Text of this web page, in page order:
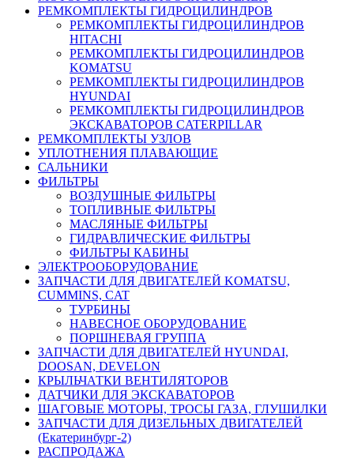
РЕМКОМПЛЕКТЫ ГИДРОЦИЛИНДРОВ
РЕМКОМПЛЕКТЫ ГИДРОЦИЛИНДРОВ
HITACHI
РЕМКОМПЛЕКТЫ ГИДРОЦИЛИНДРОВ
KOMATSU
РЕМКОМПЛЕКТЫ ГИДРОЦИЛИНДРОВ
HYUNDAI
РЕМКОМПЛЕКТЫ ГИДРОЦИЛИНДРОВ
ЭКСКАВАТОРОВ CATERPILLAR
РЕМКОМПЛЕКТЫ УЗЛОВ
УПЛОТНЕНИЯ ПЛАВАЮЩИЕ
САЛЬНИКИ
ФИЛЬТРЫ
ВОЗДУШНЫЕ ФИЛЬТРЫ
ТОПЛИВНЫЕ ФИЛЬТРЫ
МАСЛЯНЫЕ ФИЛЬТРЫ
ГИДРАВЛИЧЕСКИЕ ФИЛЬТРЫ
ФИЛЬТРЫ КАБИНЫ
ЭЛЕКТРООБОРУДОВАНИЕ
ЗАПЧАСТИ ДЛЯ ДВИГАТЕЛЕЙ KOMATSU,
CUMMINS, CAT
ТУРБИНЫ
НАВЕСНОЕ ОБОРУДОВАНИЕ
ПОРШНЕВАЯ ГРУППА
ЗАПЧАСТИ ДЛЯ ДВИГАТЕЛЕЙ HYUNDAI,
DOOSAN, DEVELON
КРЫЛЬЧАТКИ ВЕНТИЛЯТОРОВ
ДАТЧИКИ ДЛЯ ЭКСКАВАТОРОВ
ШАГОВЫЕ МОТОРЫ, ТРОСЫ ГАЗА, ГЛУШИЛКИ
ЗАПЧАСТИ ДЛЯ ДИЗЕЛЬНЫХ ДВИГАТЕЛЕЙ
(Екатеринбург-2)
РАСПРОДАЖА